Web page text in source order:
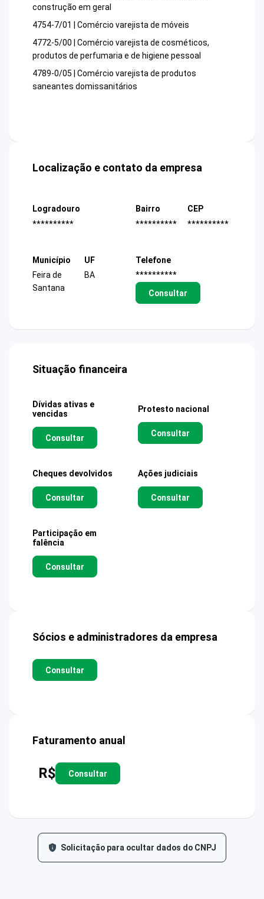
construção em geral
4754-7/01 | Comércio varejista de móveis
4772-5/00 | Comércio varejista de cosméticos,
produtos de perfumaria e de higiene pessoal
4789-0/05 | Comércio varejista de produtos
saneantes domissanitários
Localização e contato da empresa
Logradouro
**********
Bairro
**********
CEP
**********
Município
Feira de
Santana
UF
BA
Telefone
**********
Consultar
Situação financeira
Dívidas ativas e
vencidas
Consultar
Protesto nacional
Consultar
Cheques devolvidos
Consultar
Ações judiciais
Consultar
Participação em
falência
Consultar
Sócios e administradores da empresa
Consultar
Faturamento anual
R$ Consultar
Solicitação para ocultar dados do CNPJ